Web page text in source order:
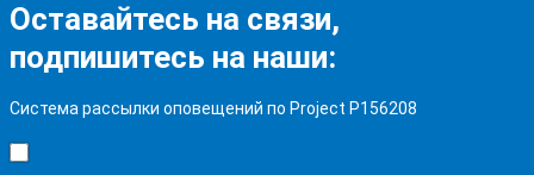
Оставайтесь на связи,
подпишитесь на наши:
Система рассылки оповещений по Project P156208